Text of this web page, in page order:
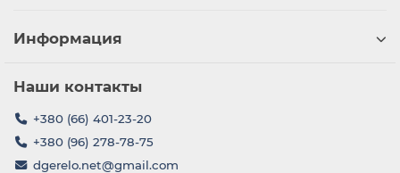
Информация
Наши контакты
+380 (66) 401-23-20
+380 (96) 278-78-75
dgerelo.net@gmail.com